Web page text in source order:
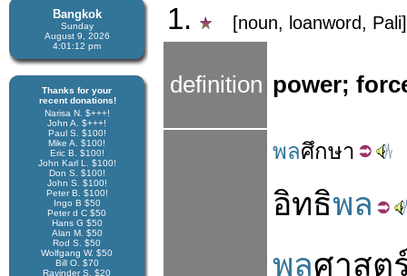
Bangkok
Sunday
August 9, 2026
4:01:13 pm
Thanks for your
recent donations!
Narisa N. $+++!
John A. $+++!
Paul S. $100!
Mike A. $100!
Eric B. $100!
John Karl L. $100!
Don S. $100!
John S. $100!
Peter B. $100!
Ingo B $50
Peter d C $50
Hans G $50
Alan M. $50
Rod S. $50
Wolfgang W. $50
Bill O. $70
Ravinder S. $20
1. [noun, loanword, Pali]
definition power;
พลศึกษา
อิทธิพล
พลศาสต